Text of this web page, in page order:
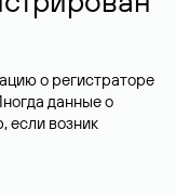
о регистраторе
данные о
если возник